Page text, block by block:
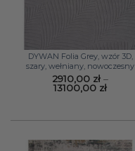
DYWAN Folia Grey, wzór 3D,
szary, wełniany, nowoczesny
2910,00 zł –
13100,00 złZakres
do